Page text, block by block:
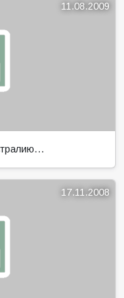
11.08.2009
17.11.2008